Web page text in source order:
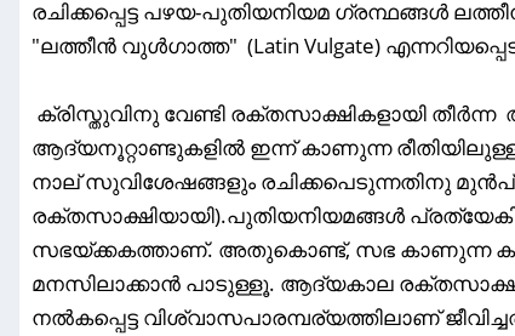
രചിക്കപ്പെട്ട പഴയ-പുതിയനിയമ ഗ്രന്ഥങ്ങൾ
"ലത്തീൻ വുൾഗാത്ത" (Latin Vulgate)
ക്രിസ്തുവിനു വേണ്ടി രക്തസാക്ഷികളായി തീർന്ന
ആദ്യനൂറ്റാണ്ടുകളിൽ ഇന്ന് കാണുന്ന
നാല് സുവിശേഷങ്ങളും രചിക്കപെടുന്നതിനു
രക്തസാക്ഷിയായി).പുതിയനിയമങ്ങൾ
സഭയ്‌ക്കകത്താണ്. അതുകൊണ്ട്, സഭ കാണുന്ന
മനസിലാക്കാൻ പാടുള്ളൂ. ആദ്യകാല
നൽകപ്പെട്ട വിശ്വാസപാരമ്പര്യത്തിലാണ്